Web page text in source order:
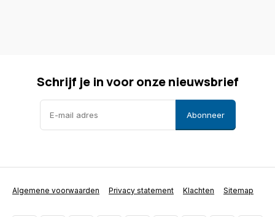
Schrijf je in voor onze nieuwsbrief
Abonneer
Algemene voorwaarden Privacy statement Klachten Sitemap